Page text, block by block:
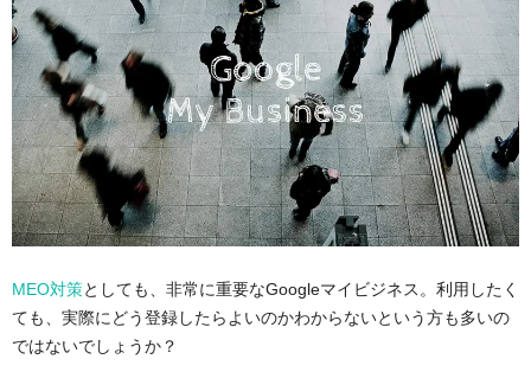
MEO対策としても、非常に重要なGoogleマイビジネス。利用したく
ても、実際にどう登録したらよいのかわからないという方も多いの
ではないでしょうか？